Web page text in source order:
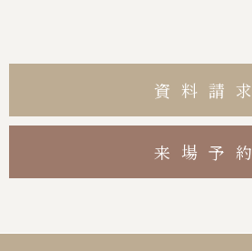
資料請求
来場予約